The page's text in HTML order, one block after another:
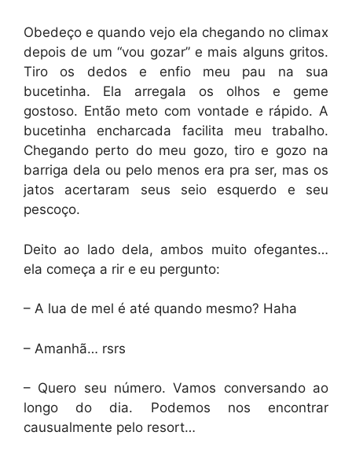
Obedeço e quando vejo ela chegando no climax
depois de um “vou gozar” e mais alguns gritos.
Tiro os dedos e enfio meu pau na sua
bucetinha. Ela arregala os olhos e geme
gostoso. Então meto com vontade e rápido. A
bucetinha encharcada facilita meu trabalho.
Chegando perto do meu gozo, tiro e gozo na
barriga dela ou pelo menos era pra ser, mas os
jatos acertaram seus seio esquerdo e seu
pescoço.
Deito ao lado dela, ambos muito ofegantes…
ela começa a rir e eu pergunto:
– A lua de mel é até quando mesmo? Haha
– Amanhã… rsrs
– Quero seu número. Vamos conversando ao
longo do dia. Podemos nos encontrar
causualmente pelo resort…